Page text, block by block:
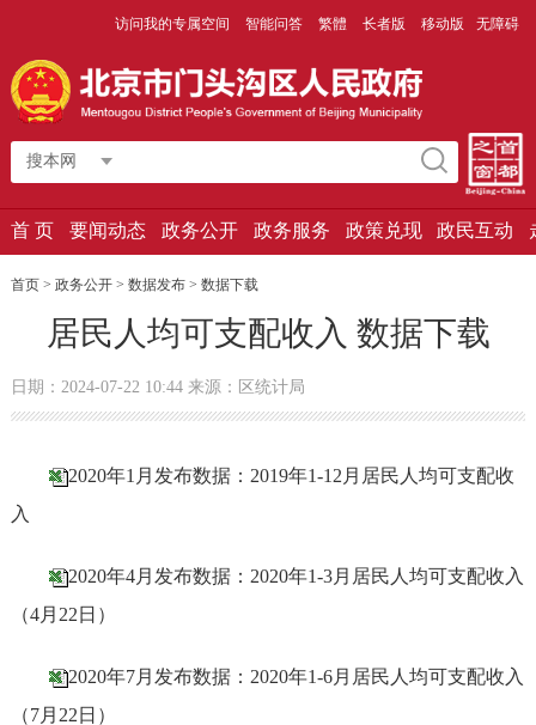
访问我的专属空间 智能问答 繁體 长者版 移动版 无障碍
搜本网
首 页 要闻动态 政务公开 政务服务 政策兑现 政民互动
首页 > 政务公开 > 数据发布 > 数据下载
居民人均可支配收入 数据下载
日期：2024-07-22 10:44 来源：区统计局
2020年1月发布数据：2019年1-12月居民人均可支配收
入
2020年4月发布数据：2020年1-3月居民人均可支配收入
（4月22日）
2020年7月发布数据：2020年1-6月居民人均可支配收入
（7月22日）